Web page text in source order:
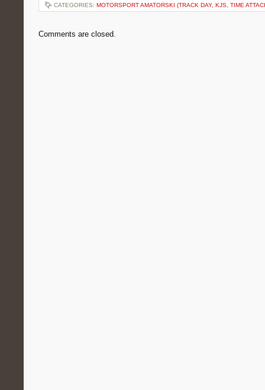
CATEGORIES: MOTORSPORT AMATORSKI (TRACK DAY, KJS, TIME
Comments are closed.